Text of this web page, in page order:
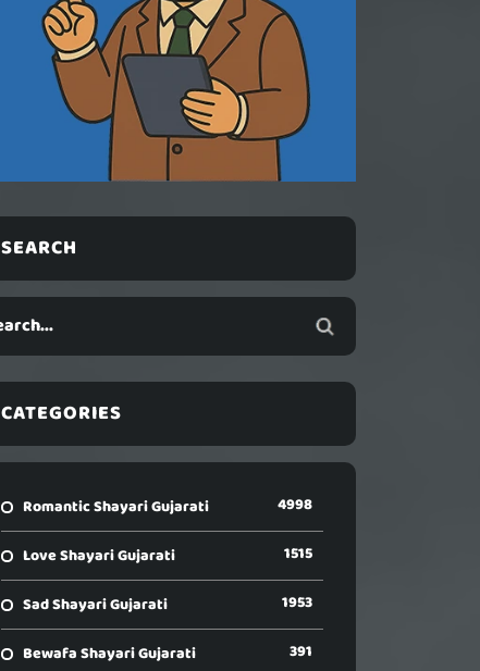
SEARCH
CATEGORIES
Romantic Shayari Gujarati 4998
Love Shayari Gujarati 1515
Sad Shayari Gujarati 1953
Bewafa Shayari Gujarati 391